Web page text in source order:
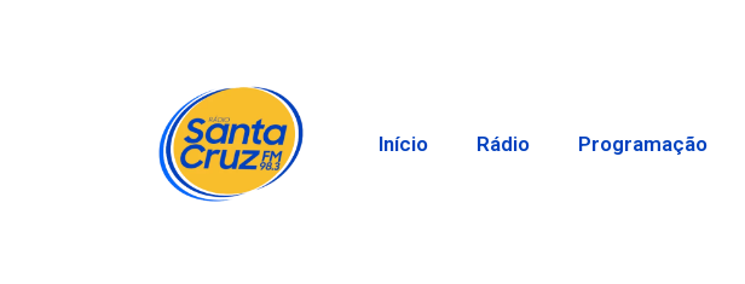
Início Rádio Programação